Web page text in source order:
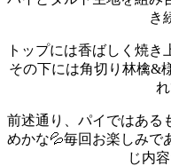
き
トップには香ばしく焼き
その下には角切り林檎&
前述通り、パイではある
めかな💦毎回お楽しみで
じ内